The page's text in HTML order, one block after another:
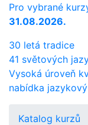
Pro vybrané
31.08.2026.
30 letá tradice
41 světových
Vysoká úroveň
nabídka
Katalog kurzů